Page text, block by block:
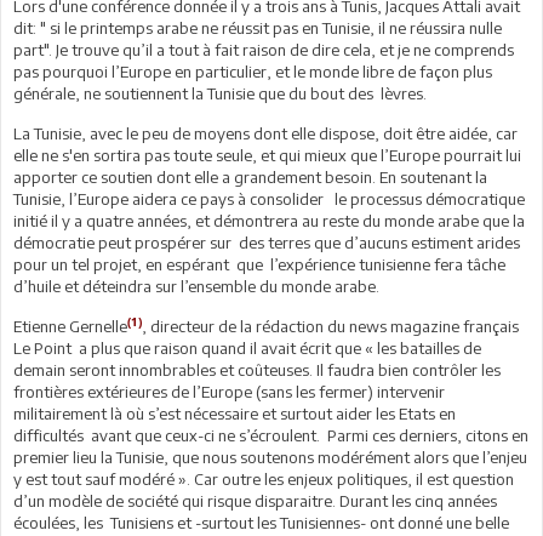
Lors d'une conférence donnée il y a trois ans à Tunis, Jacques Attali avait
dit: " si le printemps arabe ne réussit pas en Tunisie, il ne réussira nulle
part". Je trouve qu’il a tout à fait raison de dire cela, et je ne comprends
pas pourquoi l’Europe en particulier, et le monde libre de façon plus
générale, ne soutiennent la Tunisie que du bout des lèvres.
La Tunisie, avec le peu de moyens dont elle dispose, doit être aidée, car
elle ne s'en sortira pas toute seule, et qui mieux que l’Europe pourrait lui
apporter ce soutien dont elle a grandement besoin. En soutenant la
Tunisie, l’Europe aidera ce pays à consolider le processus démocratique
initié il y a quatre années, et démontrera au reste du monde arabe que la
démocratie peut prospérer sur des terres que d’aucuns estiment arides
pour un tel projet, en espérant que l’expérience tunisienne fera tâche
d’huile et déteindra sur l’ensemble du monde arabe.
Etienne Gernelle(1)
, directeur de la rédaction du news magazine français
Le Point a plus que raison quand il avait écrit que « les batailles de
demain seront innombrables et coûteuses. Il faudra bien contrôler les
frontières extérieures de l’Europe (sans les fermer) intervenir
militairement là où s’est nécessaire et surtout aider les Etats en
difficultés avant que ceux-ci ne s’écroulent. Parmi ces derniers, citons en
premier lieu la Tunisie, que nous soutenons modérément alors que l’enjeu
y est tout sauf modéré ». Car outre les enjeux politiques, il est question
d’un modèle de société qui risque disparaitre. Durant les cinq années
écoulées, les Tunisiens et -surtout les Tunisiennes- ont donné une belle